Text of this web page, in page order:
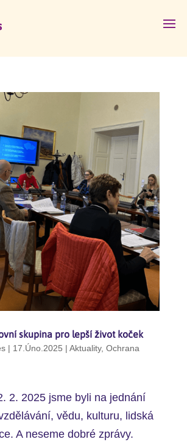
skupina pro lepší život koček
| 17.Úno.2025 | Aktuality, Ochrana
2. 2025 jsme byli na jednání
vědu, kulturu, lidská
A neseme dobré zprávy.